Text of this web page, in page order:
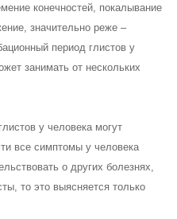
конечностей, покалывание
значительно реже –
период глистов у
занимать от нескольких
у человека могут
все симптомы у человека
о других болезнях,
то это выясняется только